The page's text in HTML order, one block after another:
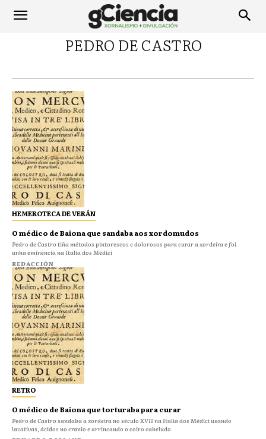
PEDRO DE CASTRO
HEMEROTECA DE VERÁN
O médico de Baiona que sandaba aos xordomudos
Pedro de Castro tiña métodos pintorescos e dolorosos para curar a xordeira e foi
unha eminencia na Italia dos Médici
REDACCIÓN
RETRO
O médico de Baiona que torturaba para curar
Pedro de Castro sandaba a xordeira no século XVII na Italia dos Médici usando
lavativas, ácidos no cranio e arrincando o coiro cabeludo